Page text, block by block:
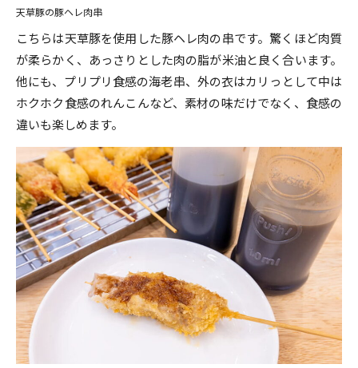
天草豚の豚ヘレ肉串
こちらは天草豚を使用した豚ヘレ肉の串です。驚くほど肉質
が柔らかく、あっさりとした肉の脂が米油と良く合います。
他にも、プリプリ食感の海老串、外の衣はカリっとして中は
ホクホク食感のれんこんなど、素材の味だけでなく、食感の
違いも楽しめます。